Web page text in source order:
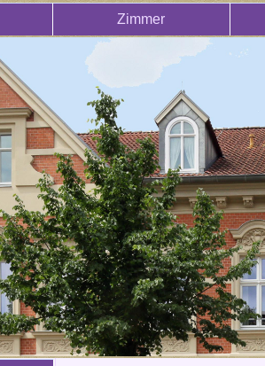
Zimmer